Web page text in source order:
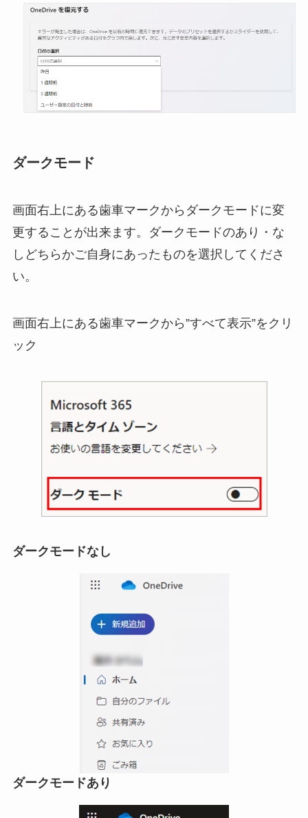
ダークモード
画面右上にある歯車マークからダークモードに変
更することが出来ます。ダークモードのあり・な
しどちらかご自身にあったものを選択してくださ
い。
画面右上にある歯車マークから”すべて表示”をクリ
ック
ダークモードなし
ダークモードあり